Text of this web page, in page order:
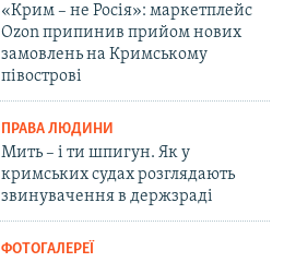
«Крим – не Росія»: маркетплейс
Ozon припинив прийом нових
замовлень на Кримському
півострові
ПРАВА ЛЮДИНИ
Мить – і ти шпигун. Як у
кримських судах розглядають
звинувачення в держзраді
ФОТОГАЛЕРЕЇ